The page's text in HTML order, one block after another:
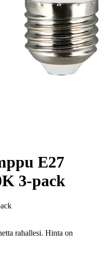
E27
3-pack
rahallesi. Hinta on